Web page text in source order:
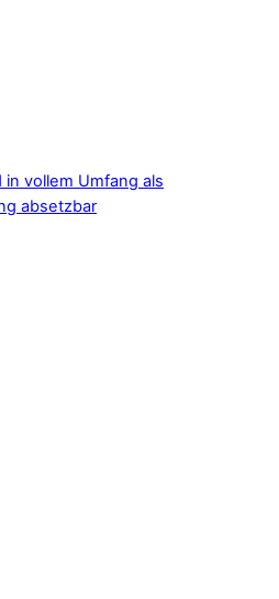
vollem Umfang als
absetzbar